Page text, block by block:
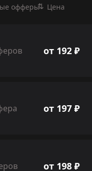
офферы Цена
от 192 ₽
от 197 ₽
от 198 ₽